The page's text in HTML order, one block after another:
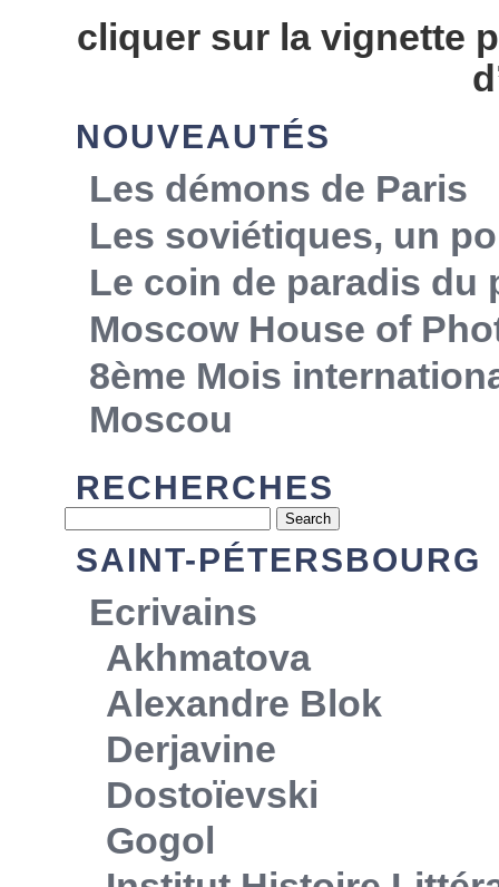
cliquer sur la vignette
NOUVEAUTÉS
Les démons de Paris
Les soviétiques, un
Le coin de paradis du
Moscow House of
8ème Mois
Moscou
RECHERCHES
SAINT-PÉTERSBOURG
Ecrivains
Akhmatova
Alexandre Blok
Derjavine
Dostoïevski
Gogol